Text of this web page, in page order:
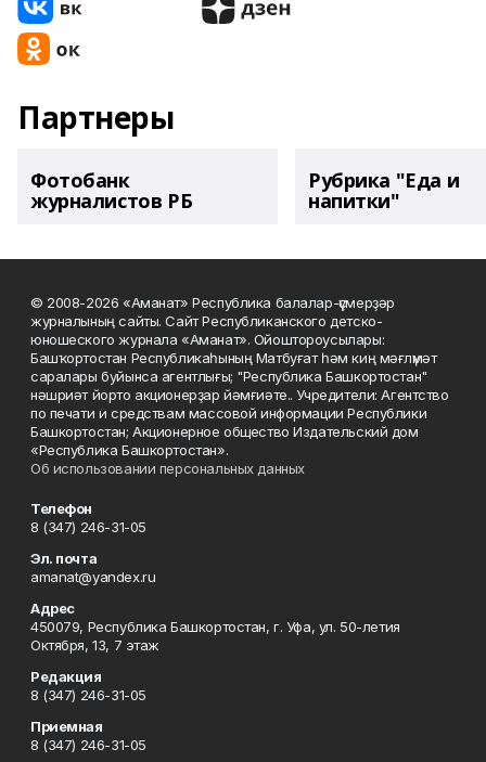
Партнеры
Фотобанк
журналистов РБ
Рубрика "Еда и
напитки"
© 2008-2026 «Аманат» Республика балалар-үҫмерҙәр
журналының сайты. Сайт Республиканского детско-
юношеского журнала «Аманат». Ойоштороусылары:
Башҡортостан Республикаһының Матбуғат һәм киң мәғлүмәт
саралары буйынса агентлығы; "Республика Башкортостан"
нәшриәт йорто акционерҙар йәмғиәте.. Учредители: Агентство
по печати и средствам массовой информации Республики
Башкортостан; Акционерное общество Издательский дом
«Республика Башкортостан».
Об использовании персональных данных
Телефон
8 (347) 246-31-05
Эл. почта
amanat@yandex.ru
Адрес
450079, Республика Башкортостан, г. Уфа, ул. 50-летия
Октября, 13, 7 этаж
Редакция
8 (347) 246-31-05
Приемная
8 (347) 246-31-05